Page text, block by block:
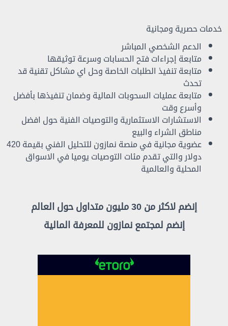
خدمات حصرية ومجانية
الدعم الشخصي المباشر
متابعة إجراءات فتح الحسابات وسرعة توثيقها
متابعة تنفيذ الطلبات الخاصة وحل اي مشاكل تقنية قد
تحدث
متابعة عمليات السحوبات المالية وضمان تنفيذها بأفضل
وأسرع وقت
الاستشارات الاستثمارية والتوصيات الفنية حول افضل
مناطق الشراء والبيع
عضوية مجانية في منصة نمازون للتحليل الفني بقيمة 420
دولار والتي تقدم مئات التوصيات يوميا في الاسواق
المحلية والعالمية
إنضم لاكثر من 30 مليون متداول حول العالم
إنضم لمجتمع نمازون للمعرفة المالية